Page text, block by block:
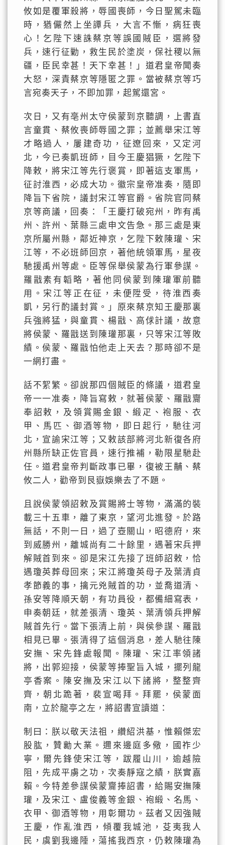
攸如是覆軍殺將，辱國喪師，今日聖駕未臨
時，猶儼然上坐譚兵，大言不慚，病狂喪
心！乞陛下速誅蔡京等誤國賊臣，選將發
兵，速行征勦，救生民於塗炭，保社稷以無
疆，臣民幸甚！天下幸甚！」道君皇帝聞奏
大怒，深責蔡京等隱匿之罪。當被蔡京等巧
言宛奏天子，不即加罪，起駕還宮。
次日，又有亳州太守侯蒙到京聽調，上書直
言童貫、蔡攸喪師辱國之罪；並薦舉宋江等
才略過人，屢建奇功，征遼回來，又定河
北，今已奏凱班師，目今王慶猖獗，乞陛下
降敕，將宋江等先行褒賞，即著這支軍馬，
征討淮西，必成大功。徽宗皇帝准奏，隨即
降旨下省院，議封宋江等官爵。省院官同蔡
京等商議，回奏：「王慶打破宛州，昨有禹
州、許州、葉縣三處申文告急。那三處是東
京所屬州縣，鄰近神京，乞陛下敕陳瓘、宋
江等，不必班師回京，著他統領軍馬，星夜
馳援禹州等處。臣等保舉侯蒙為行軍參謀。
羅戩素有韜略，著他同侯蒙到陳瓘軍前聽
用。宋江等正在征，未便陞受，待淮西奏
凱，另行酌議封賞。」原來蔡京知王慶那裏
兵強將猛，與童貫、楊戩、高俅計議，故意
將侯蒙、羅戩送到陳瓘那裏，只等宋江等敗
績。侯蒙、羅戩怕他走上天去？那時卻不是
一網打盡。
話不絮繁。卻說那四個賊臣的條議，道君皇
帝一一准奏，降旨寫敕，就著侯蒙、羅戩齎
奉詔敕，及領賞賜金銀、緞疋、袍服、衣
甲、馬匹、御酒等物，即日起行，馳往河
北，宣諭宋江等；又敕該部將河北新復各府
州縣所缺正佐官員，速行推補，勒限星馳赴
任。道君皇帝判斷政事已畢，復被王黼、蔡
攸二人，勸帝到艮嶽娛樂去了不題。
且說侯蒙領詔敕及賞賜將士等物，滿滿的裝
載三十五車，離了東京，望河北進發。於路
無話，不則一日，過了壺關山，昭德府，來
到威勝州，離城尚有二十餘里，遇著宋兵押
解賊首到來。卻是宋江先接了班師詔敕，恰
遇瓊英葬母回來；宋江將瓊英母子及葉清貞
孝節義的事，擒元兇賊首的功，並喬道清、
孫安等降順天朝，有功員役，都備細寫表，
申奏朝廷，就差張清、瓊英、葉清領兵押解
賊首先行。當下張清上前，與侯參謀、羅戩
相見已畢。張清得了這個消息，差人馳往陳
安撫、宋先鋒處報聞。陳瓘、宋江率領諸
將，出郭迎接，侯蒙等捧聖旨入城，擺列龍
亭香案。陳安撫及宋江以下諸將，整整齊
齊，朝北跪著，裴宣喝拜。拜罷，侯蒙面
南，立於龍亭之左，將詔書宣讀道：
制曰：朕以敬天法祖，纘紹洪基，惟賴傑宏
股肱，贊勷大業。邇來邊庭多儆，國祚少
寧，爾先鋒使宋江等，跋履山川，逾越險
阻，先成平虜之功，次奏靜寇之績，朕實嘉
賴。今特差參謀侯蒙齎捧詔書，給賜安撫陳
瓘，及宋江、盧俊義等金銀、袍緞、名馬、
衣甲、御酒等物，用彰爾功。茲者又因強賊
王慶，作亂淮西，傾覆我城池，芟夷我人
民，虞劉我邊陲，蕩搖我西京，仍敕陳瓘為